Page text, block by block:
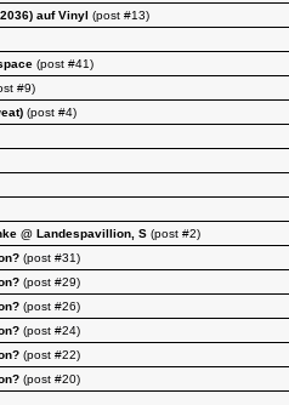
auf Vinyl (post #13)
(post #41)
#9)
(post #4)
@ Landespavillion, S (post #2)
(post #31)
(post #29)
(post #26)
(post #24)
(post #22)
(post #20)